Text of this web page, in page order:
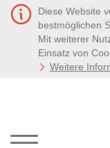
Diese Website
bestmöglichen
Mit weiterer
Einsatz von
Weitere
Menü